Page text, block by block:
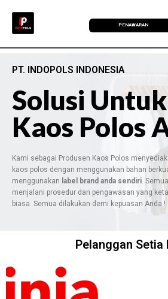
PENAWARAN
PT. INDOPOLS INDONESIA
Solusi
Kaos Polos
Kami sebagai Produsen Kaos Polos
kaos polos dengan menggunakan bahan
menggunakan label brand anda sendiri .
menjalani prosedur dan pengawasan yang
biasa. Semua dilakukan demi kepuasan Anda !
Pelanggan Setia